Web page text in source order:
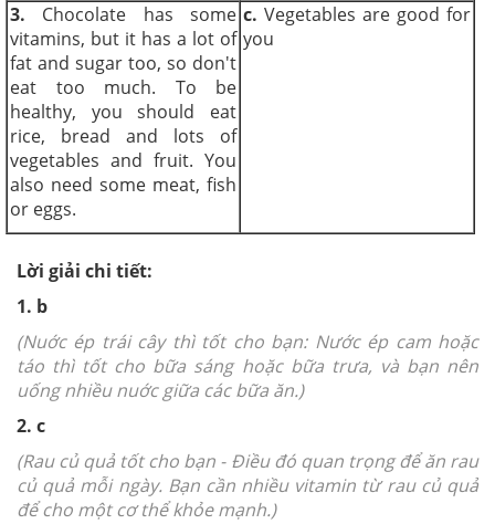
3. Chocolate has some
vitamins, but it has a lot of
fat and sugar too, so don't
eat too much. To be
healthy, you should eat
rice, bread and lots of
vegetables and fruit. You
also need some meat, fish
or eggs.
c. Vegetables are good for
you
Lời giải chi tiết:
1. b
(Nuớc ép trái cây thì tốt cho bạn: Nước ép cam hoặc
táo thì tốt cho bữa sáng hoặc bữa trưa, và bạn nên
uống nhiều nuớc giữa các bữa ăn.)
2. c
(Rau củ quả tốt cho bạn - Điều đó quan trọng để ăn rau
củ quả mỗi ngày. Bạn cần nhiều vitamin từ rau củ quả
để cho một cơ thể khỏe mạnh.)